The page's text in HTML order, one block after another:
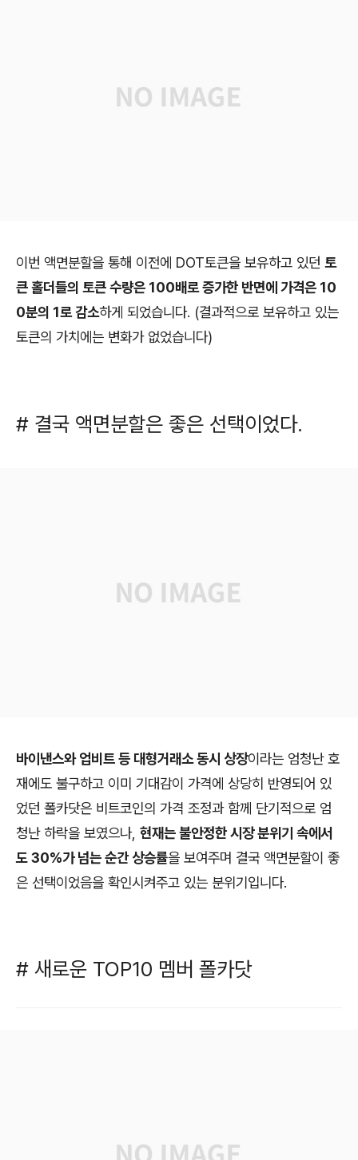
이번 액면분할을 통해 이전에 DOT토큰을 보유하고 있던 토
큰 홀더들의 토큰 수량은 100배로 증가한 반면에 가격은 10
0분의 1로 감소하게 되었습니다. (결과적으로 보유하고 있는
토큰의 가치에는 변화가 없었습니다)
# 결국 액면분할은 좋은 선택이었다.
바이낸스와 업비트 등 대형거래소 동시 상장이라는 엄청난 호
재에도 불구하고 이미 기대감이 가격에 상당히 반영되어 있
었던 폴카닷은 비트코인의 가격 조정과 함께 단기적으로 엄
청난 하락을 보였으나, 현재는 불안정한 시장 분위기 속에서
도 30%가 넘는 순간 상승률을 보여주며 결국 액면분할이 좋
은 선택이었음을 확인시켜주고 있는 분위기입니다.
# 새로운 TOP10 멤버 폴카닷